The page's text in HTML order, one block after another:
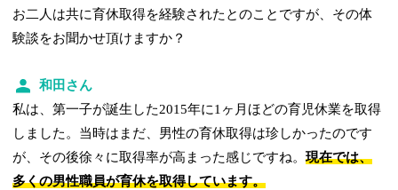
お二人は共に育休取得を経験されたとのことですが、その体
験談をお聞かせ頂けますか？
和田さん
私は、第一子が誕生した2015年に1ヶ月ほどの育児休業を取得
しました。当時はまだ、男性の育休取得は珍しかったのです
が、その後徐々に取得率が高まった感じですね。現在では、
多くの男性職員が育休を取得しています。